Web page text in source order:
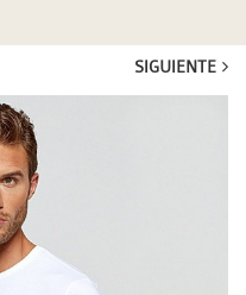
SIGUIENTE